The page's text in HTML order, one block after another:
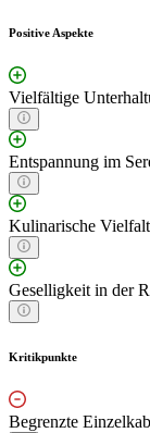
Positive Aspekte
Vielfältige
Entspannung im
Kulinarische
Geselligkeit in der
Kritikpunkte
Begrenzte